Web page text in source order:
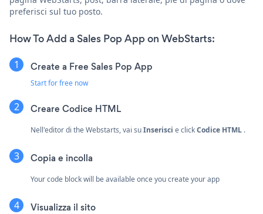
preferisci sul tuo posto.
How To Add a Sales Pop App on WebStarts:
Create a Free Sales Pop App
Start for free now
Creare Codice HTML
Nell'editor di the Webstarts, vai suInserisci e clickCodice HTML .
Copia e incolla
Your code block will be available once you create your app
Visualizza il sito